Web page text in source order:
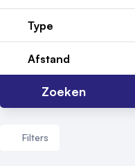
Type
Afstand
Zoeken
Filters